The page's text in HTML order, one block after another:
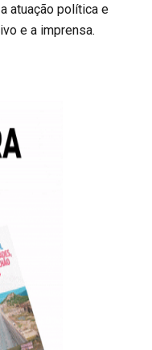
atuação política e
e a imprensa.